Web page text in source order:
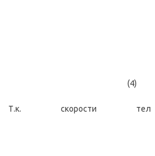
(4)
Т.к. скорости